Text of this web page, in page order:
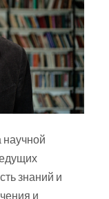
знаний и
и